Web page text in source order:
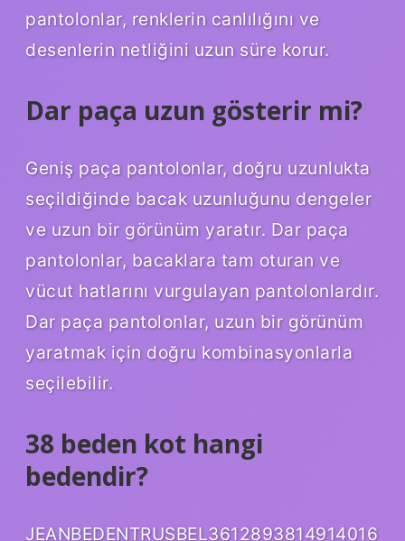
pantolonlar, renklerin canlılığını ve
desenlerin netliğini uzun süre korur.
Dar paça uzun gösterir mi?
Geniş paça pantolonlar, doğru uzunlukta
seçildiğinde bacak uzunluğunu dengeler
ve uzun bir görünüm yaratır. Dar paça
pantolonlar, bacaklara tam oturan ve
vücut hatlarını vurgulayan pantolonlardır.
Dar paça pantolonlar, uzun bir görünüm
yaratmak için doğru kombinasyonlarla
seçilebilir.
38 beden kot hangi
bedendir?
JEANBEDENTRUSBEL3612893814914016